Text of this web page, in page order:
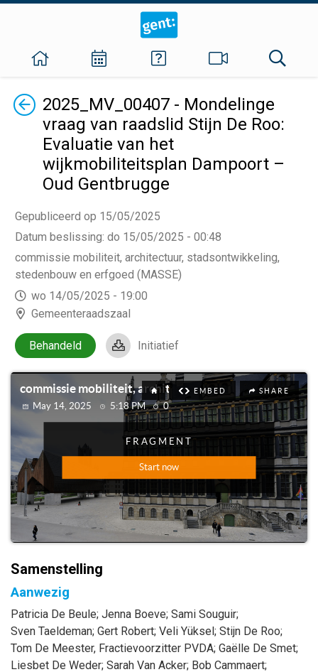
Terug2025_MV_00407 - Mondelinge
vraag van raadslid Stijn De Roo:
Evaluatie van het
wijkmobiliteitsplan Dampoort –
Oud Gentbrugge
Gepubliceerd op 15/05/2025
Datum beslissing: do 15/05/2025 - 00:48
commissie mobiliteit, architectuur, stadsontwikkeling,
stedenbouw en erfgoed (MASSE)
wo 14/05/2025 - 19:00
Gemeenteraadszaal
Behandeld Initiatief
Samenstelling
Aanwezig
Patricia De Beule; Jenna Boeve; Sami Souguir;
Sven Taeldeman; Gert Robert; Veli Yüksel; Stijn De Roo;
Tom De Meester, Fractievoorzitter PVDA; Gaëlle De Smet;
Liesbet De Weder; Sarah Van Acker; Bob Cammaert;